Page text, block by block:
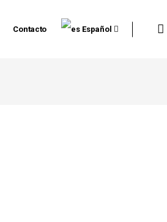
Contacto Español